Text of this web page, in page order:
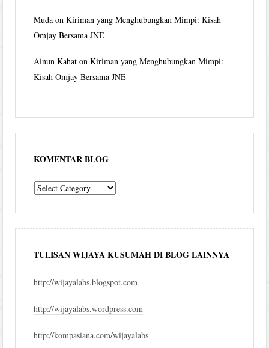
Muda onKiriman yang Menghubungkan Mimpi: Kisah
Omjay Bersama JNE
Ainun Kahat onKiriman yang Menghubungkan Mimpi:
Kisah Omjay Bersama JNE
KOMENTAR BLOG
komentar
TULISAN WIJAYA KUSUMAH DI BLOG LAINNYA
http://wijayalabs.blogspot.com
http://wijayalabs.wordpress.com
http://kompasiana.com/wijayalabs